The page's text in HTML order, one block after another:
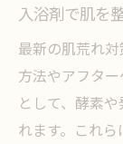
入浴剤で肌を
最新の肌荒れ
方法やアフタ
として、酵素
れます。これ